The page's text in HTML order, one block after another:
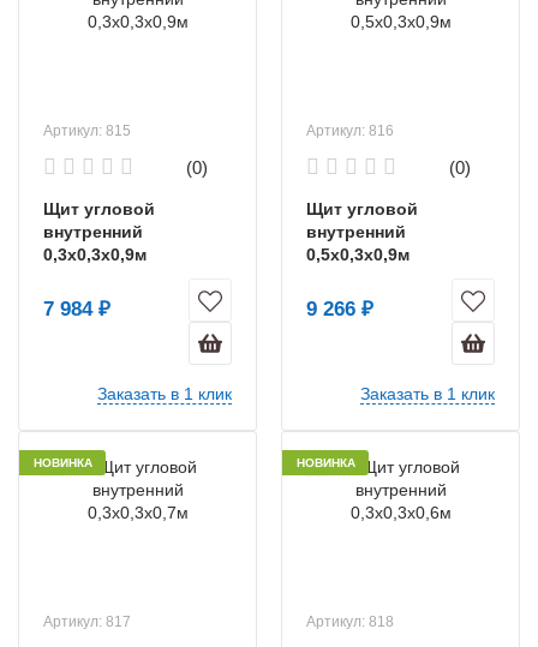
Артикул: 815
(0)
Щит угловой
внутренний
0,3х0,3х0,9м
7 984 ₽
Заказать в 1 клик
Артикул: 816
(0)
Щит угловой
внутренний
0,5х0,3х0,9м
9 266 ₽
Заказать в 1 клик
НОВИНКА
Артикул: 817
НОВИНКА
Артикул: 818